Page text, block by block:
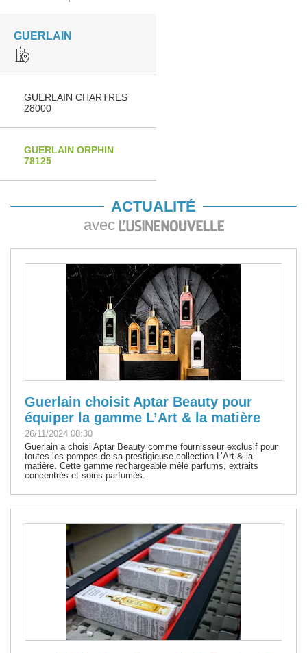
GUERLAIN
GUERLAIN CHARTRES
28000
GUERLAIN ORPHIN
78125
ACTUALITÉ
avec
Guerlain choisit Aptar Beauty pour
équiper la gamme L’Art & la matière
26/11/2024 08:30
Guerlain a choisi Aptar Beauty comme fournisseur exclusif pour
toutes les pompes de sa prestigieuse collection L’Art & la
matière. Cette gamme rechargeable mêle parfums, extraits
concentrés et soins parfumés.